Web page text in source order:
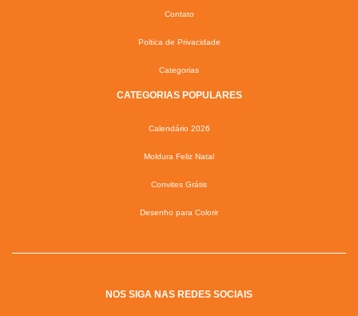
Contato
Poltica de Privacidade
Categorias
CATEGORIAS POPULARES
Calendário 2026
Moldura Feliz Natal
Convites Grátis
Desenho para Colorir
NOS SIGA NAS REDES SOCIAIS